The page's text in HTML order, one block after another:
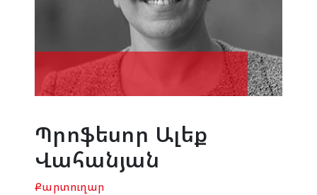
Պրոֆեսոր Ալեք
Վահանյան
Քարտուղար